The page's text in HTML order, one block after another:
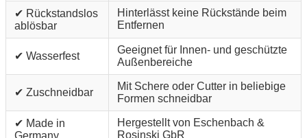
✔ Rückstandslos
ablösbar
Hinterlässt keine Rückstände beim
Entfernen
✔ Wasserfest
Geeignet für Innen- und geschützte
Außenbereiche
✔ Zuschneidbar
Mit Schere oder Cutter in beliebige
Formen schneidbar
✔ Made in
Germany
Hergestellt von Eschenbach &
Rosinski GbR